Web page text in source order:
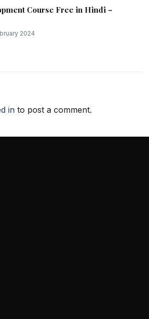
Course Free in Hindi –
2024
in to post a comment.